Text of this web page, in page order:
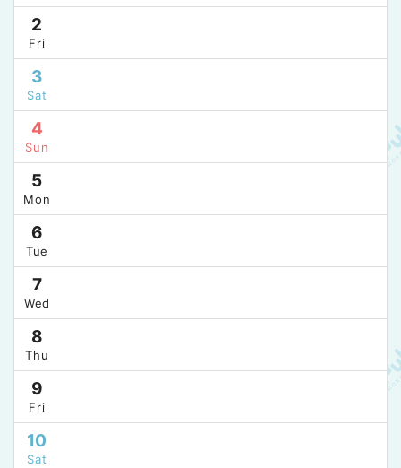
2
Fri
3
Sat
4
Sun
5
Mon
6
Tue
7
Wed
8
Thu
9
Fri
10
Sat